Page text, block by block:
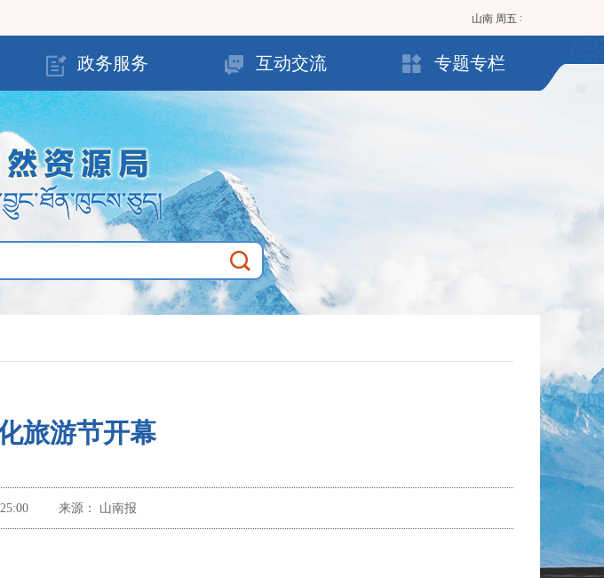
山南 周五 :
政务服务 互动交流 专题专栏
旅游节开幕
来源： 山南报